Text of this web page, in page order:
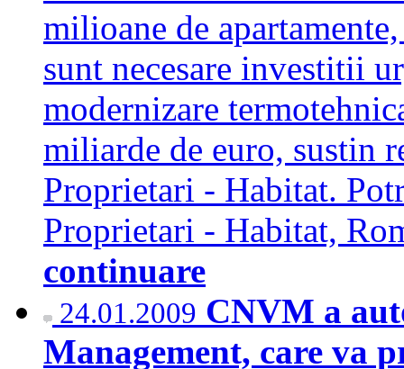
milioane de
sunt necesare investitii
modernizare
miliarde de euro, sustin
Proprietari - Habitat.
Proprietari - Habitat,
continuare
24.01.2009 CNVM a
Management, care va